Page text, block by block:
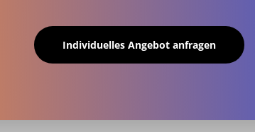
Individuelles Angebot anfragen